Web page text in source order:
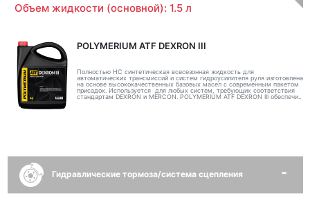
Объем жидкости (основной): 1.5 л
POLYMERIUM ATF DEXRON III
Полностью НС синтетическая всесезонная жидкость для
автоматических трансмиссий и систем гидроусилителя руля изготовлена
на основе высококачественных базовых масел с современным пакетом
присадок. Используется для любых систем, требующих соответствия
стандартам DEXRON и MERCON. POLYMERIUM ATF DEXRON III обеспечи..
Гидравлические тормоза/система сцепления